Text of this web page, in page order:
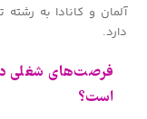
آلمان و کانادا به
دارد.
فرصت‌های شغلی در
است؟